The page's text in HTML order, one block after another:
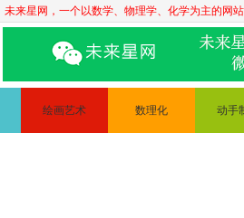
未来星网，一个以数学、物理学、化学为主的网
绘画艺术 数理化 动手